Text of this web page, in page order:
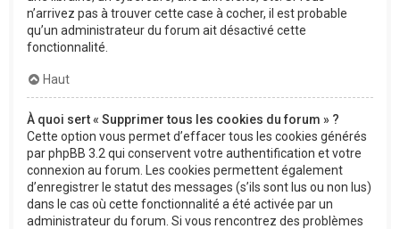
n’arrivez pas à trouver cette case à cocher, il est probable
qu’un administrateur du forum ait désactivé cette
fonctionnalité.
Haut
À quoi sert « Supprimer tous les cookies du forum » ?
Cette option vous permet d’effacer tous les cookies générés
par phpBB 3.2 qui conservent votre authentification et votre
connexion au forum. Les cookies permettent également
d’enregistrer le statut des messages (s’ils sont lus ou non lus)
dans le cas où cette fonctionnalité a été activée par un
administrateur du forum. Si vous rencontrez des problèmes